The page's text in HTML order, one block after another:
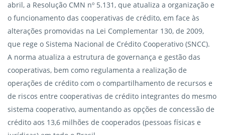
abril, a Resolução CMN nº 5.131, que atualiza a organização e
o funcionamento das cooperativas de crédito, em face às
alterações promovidas na Lei Complementar 130, de 2009,
que rege o Sistema Nacional de Crédito Cooperativo (SNCC).
A norma atualiza a estrutura de governança e gestão das
cooperativas, bem como regulamenta a realização de
operações de crédito com o compartilhamento de recursos e
de riscos entre cooperativas de crédito integrantes do mesmo
sistema cooperativo, aumentando as opções de concessão de
crédito aos 13,6 milhões de cooperados (pessoas físicas e